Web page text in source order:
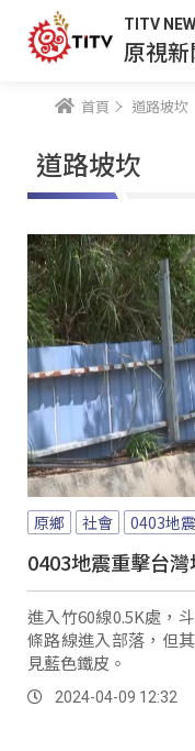
TITV
原視
首頁 道路坡坎
道路坡坎
原鄉 社會 0403地震
0403地震重擊台
進入竹60線0.5K處，
條路線進入部落，但
見藍色鐵皮。
2024-04-09 12:32